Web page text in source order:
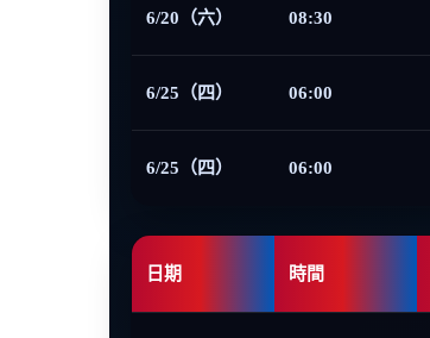
6/20（六） 08:30
6/25（四） 06:00
6/25（四） 06:00
日期 時間